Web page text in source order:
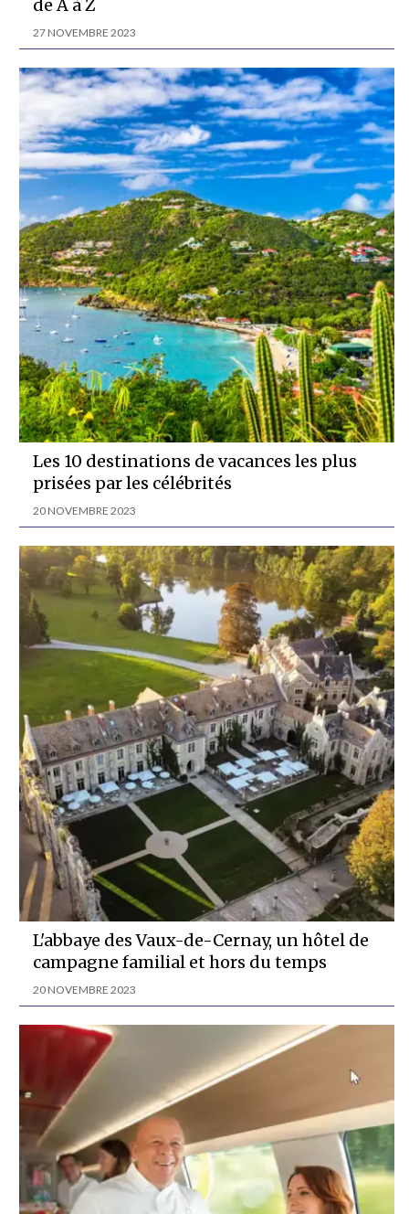
de A à Z
27 NOVEMBRE 2023
Les 10 destinations de vacances les plus
prisées par les célébrités
20 NOVEMBRE 2023
L'abbaye des Vaux-de-Cernay, un hôtel de
campagne familial et hors du temps
20 NOVEMBRE 2023